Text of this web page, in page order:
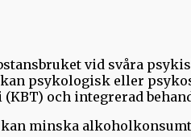
vid svåra
psykologisk eller
och integrerad
minska